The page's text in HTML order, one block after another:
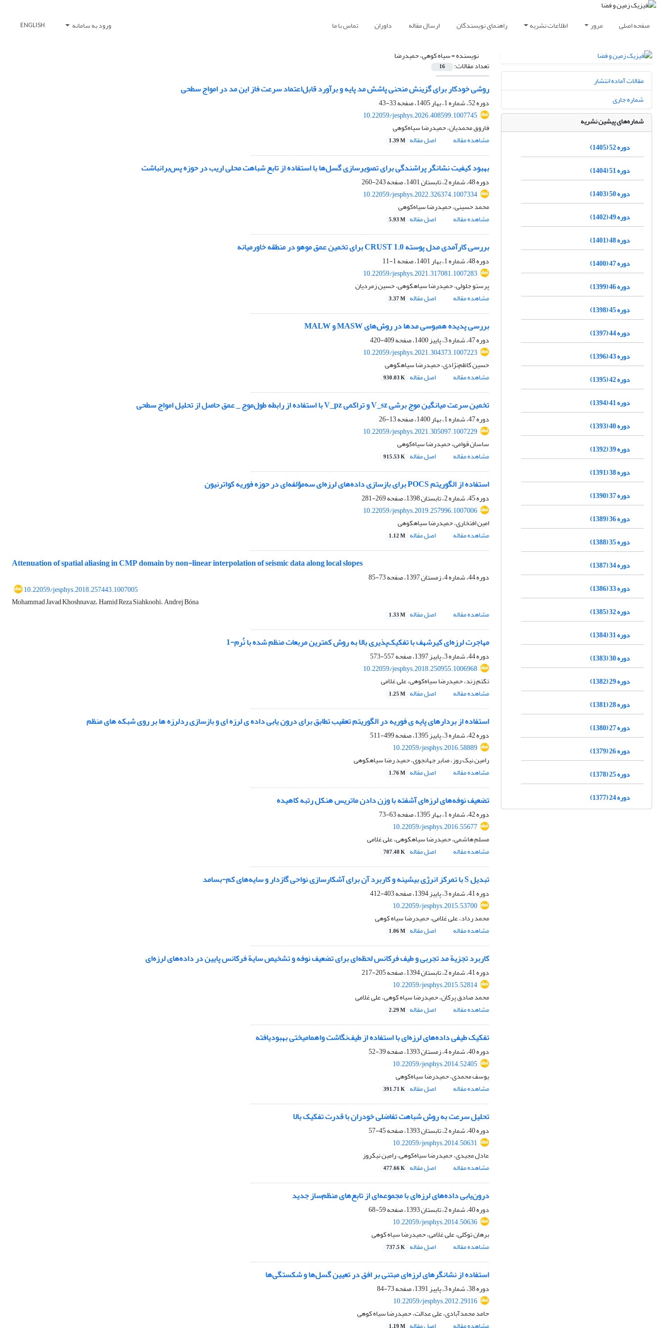
صفحه اصلی مرور اطلاعات نشریه راهنمای نویسندگان ارسال مقاله داوران تماس با ما ورود به سامانه ENGLISH
نویسنده =سیاه کوهی، حمیدرضا
تعداد مقالات: 16
روشی خودکار برای گزینش منحنی‌ پاشش مد پایه و برآورد قابل‌اعتماد سرعت فاز این مد در امواج سطحی
دوره 52، شماره 1، بهار 1405، صفحه
33-43
10.22059/jesphys.2026.408599.1007745
فاروق محمدیان، حمیدرضا سیاه‌کوهی
مشاهده مقاله
اصل مقاله 1.39 M
بهبود کیفیت نشانگر پراشندگی برای تصویرسازی گسل‌ها با استفاده از تابع شباهت محلی اریب در حوزه پس‌برانباشت
دوره 48، شماره 2، تابستان 1401، صفحه
243-260
10.22059/jesphys.2022.326374.1007334
محمد حسینی، حمیدرضا سیاه‌کوهی
مشاهده مقاله
اصل مقاله 5.93 M
بررسی کارآمدی مدل پوسته CRUST 1.0 برای تخمین عمق موهو در منطقه خاورمیانه
دوره 48، شماره 1، بهار 1401، صفحه
1-11
10.22059/jesphys.2021.317081.1007283
پرستو جلولی، حمیدرضا سیاهکوهی، حسین زمردیان
مشاهده مقاله
اصل مقاله 3.37 M
بررسی پدیده همبوسی مدها در روش‌‌های MASW و MALW
دوره 47، شماره 3، پاییز 1400، صفحه
409-420
10.22059/jesphys.2021.304373.1007223
حسین کاظم‌نژادی، حمیدرضا سیاهکوهی
مشاهده مقاله
اصل مقاله 930.03 K
تخمین سرعت میانگین موج برشی V_sz و تراکمی V_pz با استفاده از رابطه طول‌موج _ عمق حاصل از تحلیل امواج سطحی
دوره 47، شماره 1، بهار 1400، صفحه
13-26
10.22059/jesphys.2021.305097.1007229
ساسان قوامی، حمیدرضا سیاه‌کوهی
مشاهده مقاله
اصل مقاله 915.53 K
استفاده از الگوریتم POCS برای بازسازی داده‌های لرزه‌ای سه‌مؤلفه‌ای در حوزه فوریه کواترنیون
دوره 45، شماره 2، تابستان 1398، صفحه
269-281
10.22059/jesphys.2019.257996.1007006
امین افتخاری، حمیدرضا سیاهکوهی
مشاهده مقاله
اصل مقاله 1.12 M
Attenuation of spatial aliasing in CMP domain by non-linear interpolation of seismic data along local slopes
دوره 44، شماره 4، زمستان 1397، صفحه
73-85
10.22059/jesphys.2018.257443.1007005
Mohammad Javad Khoshnavaz، Hamid Reza Siahkoohi، Andrej Bóna
مشاهده مقاله
اصل مقاله 1.33 M
مهاجرت لرزه‌ای کیرشهف با تفکیک‌پذیری بالا به روش کمترین مربعات منظم شده با نُرم-1
دوره 44، شماره 3، پاییز 1397، صفحه
557-573
10.22059/jesphys.2018.250955.1006968
تکتم زند، حمیدرضا سیاه‌کوهی، علی غلامی
مشاهده مقاله
اصل مقاله 1.25 M
استفاده از بردارهای پایه ی فوریه در الگوریتم تعقیب تطابق برای درون یابی داده ی لرزه ای و بازسازی ردلرزه ها بر روی شبکه های منظم
دوره 42، شماره 3، پاییز 1395، صفحه
499-511
10.22059/jesphys.2016.58889
رامین نیک روز، صابر جهانجوی، حمید رضا سیاهکوهی
مشاهده مقاله
اصل مقاله 1.76 M
تضعیف نوفه‌های لرزه‌ای آشفته با وزن دادن ماتریس هنکل رتبه کاهیده
دوره 42، شماره 1، بهار 1395، صفحه
63-73
10.22059/jesphys.2016.55677
مسلم هاشمی، حمیدرضا سیاهکوهی، علی غلامی
مشاهده مقاله
اصل مقاله 707.48 K
تبدیل S با تمرکز انرژی بیشینه و کاربرد آن برای آشکارسازی نواحی گازدار و سایه‌های کم-بسامد
دوره 41، شماره 3، پاییز 1394، صفحه
403-412
10.22059/jesphys.2015.53700
محمد رداد، علی غلامی، حمیدرضا سیاه کوهی
مشاهده مقاله
اصل مقاله 1.06 M
کاربرد تجزیة مد تجربی و طیف فرکانس لحظه‌ای برای تضعیف نوفه و تشخیص سایة فرکانس پایین در داده‌های لرزه‌ای
دوره 41، شماره 2، تابستان 1394، صفحه
205-217
10.22059/jesphys.2015.52814
محمد صادق پرکان، حمیدرضا سیاه کوهی، علی غلامی
مشاهده مقاله
اصل مقاله 2.29 M
تفکیک طیفی داده‌‌های لرزه‌‌ای با استفاده از طیف‌نگاشت واهمامیختی بهبودیافته
دوره 40، شماره 4، زمستان 1393، صفحه
39-52
10.22059/jesphys.2014.52405
یوسف محمدی، حمیدرضا سیاه‌کوهی
مشاهده مقاله
اصل مقاله 391.71 K
تحلیل سرعت به روش شباهت تفاضلی خودران با قدرت تفکیک بالا
دوره 40، شماره 2، تابستان 1393، صفحه
45-57
10.22059/jesphys.2014.50631
عادل مجیدی، حمیدرضا سیاه‌کوهی، رامین نیکروز
مشاهده مقاله
اصل مقاله 477.66 K
درون‌یابی داده‌های لرزه‌ای با مجموعه‌ای از تابع‌های منظم‌ساز جدید
دوره 40، شماره 2، تابستان 1393، صفحه
59-68
10.22059/jesphys.2014.50636
برهان توکلی، علی غلامی، حمیدرضا سیاه کوهی
مشاهده مقاله
اصل مقاله 737.5 K
استفاده از نشانگر‌‌های لرزه‌‌ای مبتنی بر افق در تعیین گسل‌‌ها و شکستگی‌‌ها
دوره 38، شماره 3، پاییز 1391، صفحه
73-84
10.22059/jesphys.2012.29116
حامد محمدآبادی، علی عدالت، حمیدرضا سیاه کوهی
مقالات آماده انتشار
شماره جاری
شماره‌های پیشین نشریه
دوره 52 (1405)
دوره 51 (1404)
دوره 50 (1403)
دوره 49 (1402)
دوره 48 (1401)
دوره 47 (1400)
دوره 46 (1399)
دوره 45 (1398)
دوره 44 (1397)
دوره 43 (1396)
دوره 42 (1395)
دوره 41 (1394)
دوره 40 (1393)
دوره 39 (1392)
دوره 38 (1391)
دوره 37 (1390)
دوره 36 (1389)
دوره 35 (1388)
دوره 34 (1387)
دوره 33 (1386)
دوره 32 (1385)
دوره 31 (1384)
دوره 30 (1383)
دوره 29 (1382)
دوره 28 (1381)
دوره 27 (1380)
دوره 26 (1379)
دوره 25 (1378)
دوره 24 (1377)